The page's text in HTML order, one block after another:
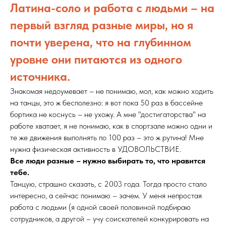
Латина-соло и работа с людьми – на
первый взгляд разные миры, но я
почти уверена, что на глубинном
уровне они питаются из одного
источника.
Знакомая недоумевает – не понимаю, мол, как можно ходить
на танцы, это ж бесполезно: я вот пока 50 раз в бассейне
бортика не коснусь – не ухожу. А мне "достигаторства" на
работе хватает, я не понимаю, как в спортзале можно одни и
те же движения выполнять по 100 раз – это ж рутина! Мне
нужна физическая активность в УДОВОЛЬСТВИЕ.
Все люди разные – нужно выбирать то, что нравится
тебе.
Танцую, страшно сказать, с 2003 года. Тогда просто стало
интересно, а сейчас понимаю – зачем. У меня непростая
работа с людьми (я одной своей половиной подбираю
сотрудников, а другой – учу соискателей конкурировать на